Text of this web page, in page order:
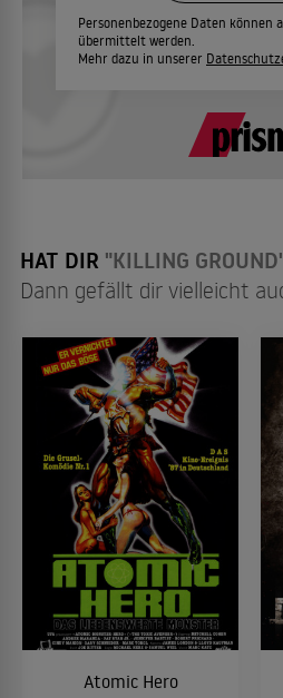
Personenbezogene Daten
übermittelt werden.
Mehr dazu in unserer
HAT DIR "KILLING
Dann gefällt dir vielleicht
Atomic Hero